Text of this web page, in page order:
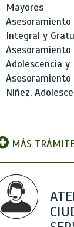
Mayores
Asesoramiento
Integral y
Asesoramiento
Adolescencia y
Asesoramiento
Niñez,
MÁS